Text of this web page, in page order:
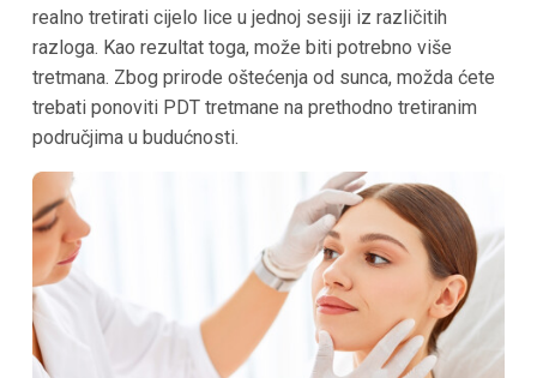
realno tretirati cijelo lice u jednoj sesiji iz različitih
razloga. Kao rezultat toga, može biti potrebno više
tretmana. Zbog prirode oštećenja od sunca, možda ćete
trebati ponoviti PDT tretmane na prethodno tretiranim
područjima u budućnosti.